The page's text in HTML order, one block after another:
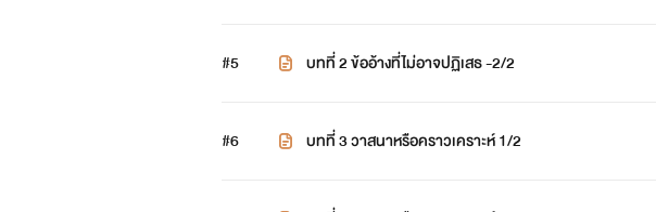
#5 บทที่ 2 ข้ออ้างที่ไม่อาจปฏิเสธ -2/2
#6 บทที่ 3 วาสนาหรือคราวเคราะห์ 1/2